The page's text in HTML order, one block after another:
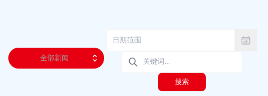
全部新闻
搜索